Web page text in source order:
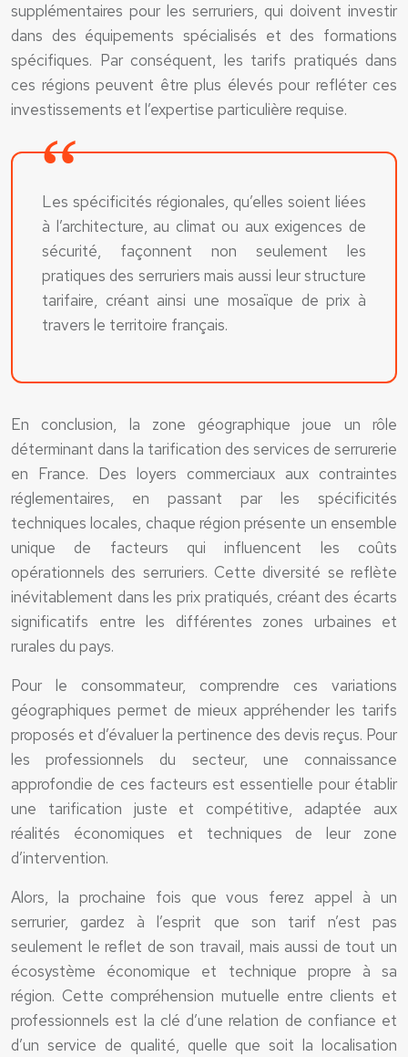
supplémentaires pour les serruriers, qui doivent investir
dans des équipements spécialisés et des formations
spécifiques. Par conséquent, les tarifs pratiqués dans
ces régions peuvent être plus élevés pour refléter ces
investissements et l’expertise particulière requise.
Les spécificités régionales, qu’elles soient liées
à l’architecture, au climat ou aux exigences de
sécurité, façonnent non seulement les
pratiques des serruriers mais aussi leur structure
tarifaire, créant ainsi une mosaïque de prix à
travers le territoire français.
En conclusion, la zone géographique joue un rôle
déterminant dans la tarification des services de serrurerie
en France. Des loyers commerciaux aux contraintes
réglementaires, en passant par les spécificités
techniques locales, chaque région présente un ensemble
unique de facteurs qui influencent les coûts
opérationnels des serruriers. Cette diversité se reflète
inévitablement dans les prix pratiqués, créant des écarts
significatifs entre les différentes zones urbaines et
rurales du pays.
Pour le consommateur, comprendre ces variations
géographiques permet de mieux appréhender les tarifs
proposés et d’évaluer la pertinence des devis reçus. Pour
les professionnels du secteur, une connaissance
approfondie de ces facteurs est essentielle pour établir
une tarification juste et compétitive, adaptée aux
réalités économiques et techniques de leur zone
d’intervention.
Alors, la prochaine fois que vous ferez appel à un
serrurier, gardez à l’esprit que son tarif n’est pas
seulement le reflet de son travail, mais aussi de tout un
écosystème économique et technique propre à sa
région. Cette compréhension mutuelle entre clients et
professionnels est la clé d’une relation de confiance et
d’un service de qualité, quelle que soit la localisation